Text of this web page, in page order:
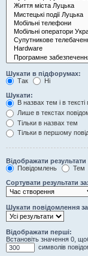
Шукати в підфорумах:
Так
Ні
Шукати:
В назвах тем і в
Лише в текстах
Тільки в назвах тем
Тільки в першому
Відображати результати
Повідомлень
Тем
Сортувати результати за:
Шукати повідомлення за
Відображати перші:
Встановіть значення 0,
символів